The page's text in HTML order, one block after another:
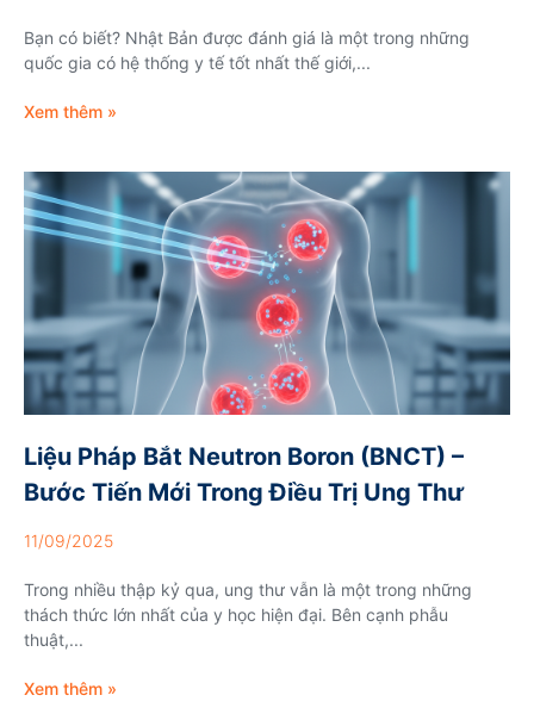
Bạn có biết? Nhật Bản được đánh giá là một trong những
quốc gia có hệ thống y tế tốt nhất thế giới,...
Xem thêm »
Liệu Pháp Bắt Neutron Boron (BNCT) –
Bước Tiến Mới Trong Điều Trị Ung Thư
11/09/2025
Trong nhiều thập kỷ qua, ung thư vẫn là một trong những
thách thức lớn nhất của y học hiện đại. Bên cạnh phẫu
thuật,...
Xem thêm »